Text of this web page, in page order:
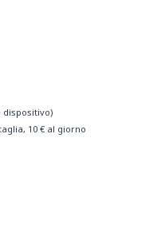
10 € al giorno